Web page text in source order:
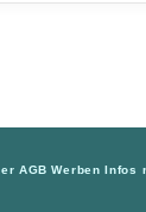
AGB Werben Infos